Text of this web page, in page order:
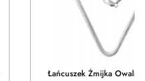
Łańcuszek Żmijka